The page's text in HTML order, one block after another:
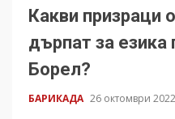
Какви призраци
дърпат за
Борел?
БАРИКАДА 26 октомври 2022